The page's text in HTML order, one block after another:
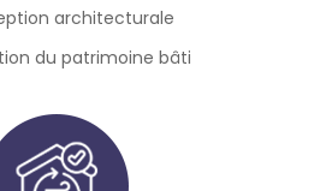
architecturale
du patrimoine bâti